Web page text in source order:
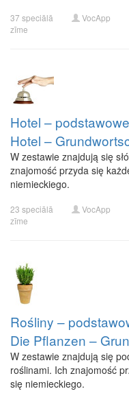
37 speciālā
zīme
VocApp
Hotel –
Hotel –
W zestawie znajdują się
znajomość przyda się
niemieckiego.
23 speciālā
zīme
VocApp
Rośliny –
Die Pflanzen –
W zestawie znajdują się
roślinami. Ich znajomość
się niemieckiego.